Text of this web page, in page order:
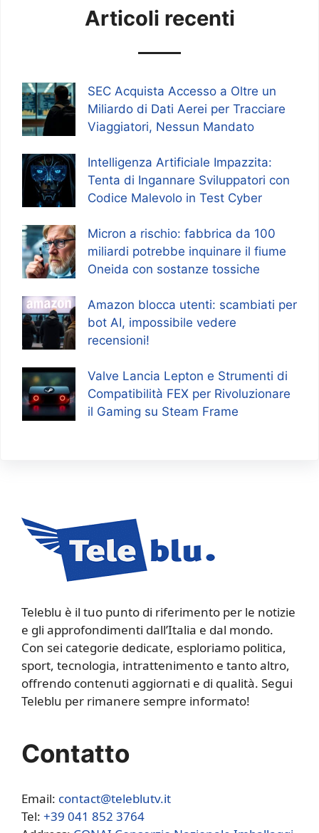
Articoli recenti
SEC Acquista Accesso a Oltre un
Miliardo di Dati Aerei per Tracciare
Viaggiatori, Nessun Mandato
Intelligenza Artificiale Impazzita:
Tenta di Ingannare Sviluppatori con
Codice Malevolo in Test Cyber
Micron a rischio: fabbrica da 100
miliardi potrebbe inquinare il fiume
Oneida con sostanze tossiche
Amazon blocca utenti: scambiati per
bot AI, impossibile vedere
recensioni!
Valve Lancia Lepton e Strumenti di
Compatibilità FEX per Rivoluzionare
il Gaming su Steam Frame
Teleblu è il tuo punto di riferimento per le notizie
e gli approfondimenti dall’Italia e dal mondo.
Con sei categorie dedicate, esploriamo politica,
sport, tecnologia, intrattenimento e tanto altro,
offrendo contenuti aggiornati e di qualità. Segui
Teleblu per rimanere sempre informato!
Contatto
Email: contact@teleblutv.it
Tel: +39 041 852 3764